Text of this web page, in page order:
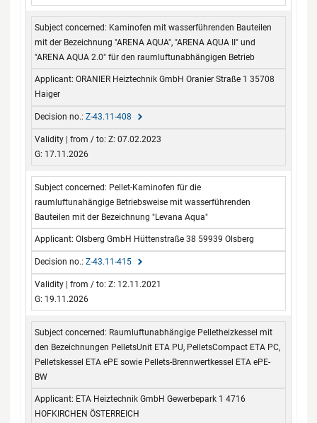
Kaminofen mit wasserführenden Bauteilen
mit der Bezeichnung "ARENA AQUA", "ARENA AQUA II" und
"ARENA AQUA 2.0" für den raumluftunabhängigen Betrieb
ORANIER Heiztechnik GmbH Oranier Straße 1 35708
Haiger
Z-43.11-408
Z: 07.02.2023
G: 17.11.2026
Pellet-Kaminofen für die
raumluftunahängige Betriebsweise mit wasserführenden
Bauteilen mit der Bezeichnung "Levana Aqua"
Olsberg GmbH Hüttenstraße 38 59939 Olsberg
Z-43.11-415
Z: 12.11.2021
G: 19.11.2026
Raumluftunabhängige Pelletheizkessel mit
den Bezeichnungen PelletsUnit ETA PU, PelletsCompact ETA PC,
Pelletskessel ETA ePE sowie Pellets-Brennwertkessel ETA ePE-
BW
ETA Heiztechnik GmbH Gewerbepark 1 4716
HOFKIRCHEN ÖSTERREICH